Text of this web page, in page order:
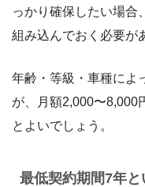
っかり確保したい場合
組み込んでおく必要が
年齢・等級・車種によ
が、月額2,000〜8,000
とよいでしょう。
最低契約期間7年と